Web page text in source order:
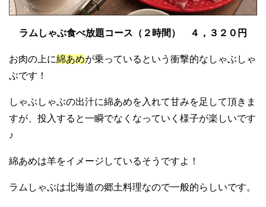
ラムしゃぶ食べ放題コース（２時間） ４，３２０円
お肉の上に綿あめが乗っているという衝撃的なしゃぶしゃ
ぶです！
しゃぶしゃぶの出汁に綿あめを入れて甘みを足して頂きま
すが、投入すると一瞬でなくなっていく様子が楽しいです
♪
綿あめは羊をイメージしているそうですよ！
ラムしゃぶは北海道の郷土料理なので一般的らしいです。